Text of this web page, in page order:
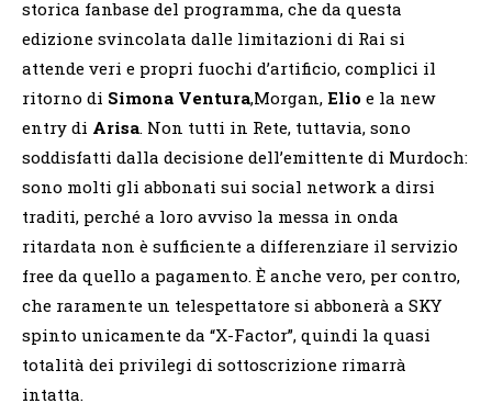
storica fanbase del programma, che da questa
edizione svincolata dalle limitazioni di Rai si
attende veri e propri fuochi d’artificio, complici il
ritorno di Simona Ventura,Morgan, Elio e la new
entry di Arisa. Non tutti in Rete, tuttavia, sono
soddisfatti dalla decisione dell’emittente di Murdoch:
sono molti gli abbonati sui social network a dirsi
traditi, perché a loro avviso la messa in onda
ritardata non è sufficiente a differenziare il servizio
free da quello a pagamento. È anche vero, per contro,
che raramente un telespettatore si abbonerà a SKY
spinto unicamente da “X-Factor”, quindi la quasi
totalità dei privilegi di sottoscrizione rimarrà
intatta.